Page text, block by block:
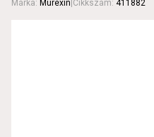
Márka: Murexin Cikkszám: 411882